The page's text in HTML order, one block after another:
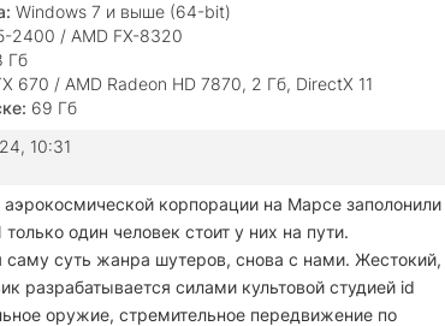
Windows 7 и выше (64-bit)
2400 / AMD FX-8320
Гб
670 / AMD Radeon HD 7870, 2 Гб, DirectX 11
69 Гб
10:31
корпорации на Марсе заполонили
один человек стоит у них на пути.
суть жанра шутеров, снова с нами. Жестокий,
разрабатывается силами культовой студией id
оружие, стремительное передвижение по